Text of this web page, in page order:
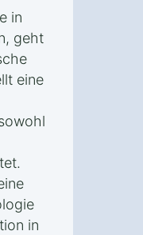
in
geht
eine
in